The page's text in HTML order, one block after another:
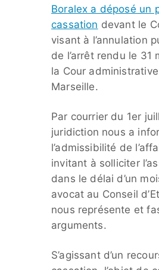
Boralex a déposé un
cassation devant le
visant à l’annulation
de l’arrêt rendu le 31
la Cour administrative
Marseille.
Par courrier du 1er
juridiction nous a
l’admissibilité de
invitant à solliciter
dans le délai d’un
avocat au Conseil
nous représente et
arguments.
S’agissant d’un